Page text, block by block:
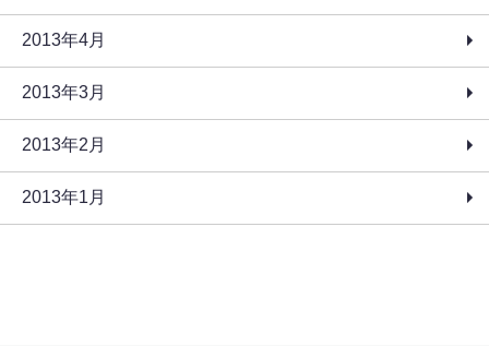
2013年4月
2013年3月
2013年2月
2013年1月